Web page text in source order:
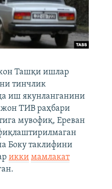
Ташқи ишлар
тинчлик
иш якунланганини
ТИВ раҳбари
мувофиқ, Ереван
Боку таклифини
икки мамлакат